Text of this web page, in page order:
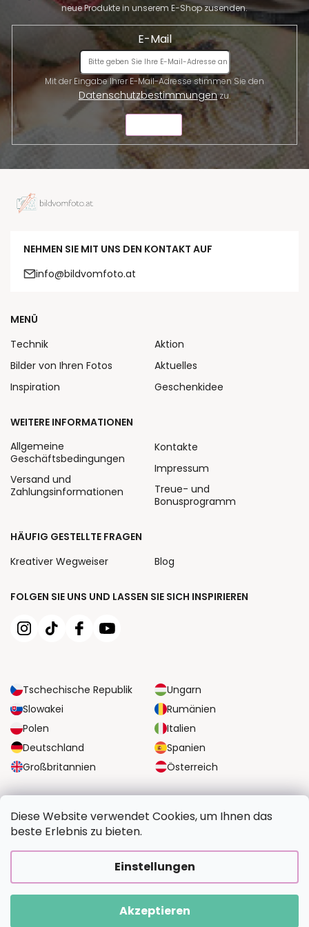
Diese Website verwendet Cookies, um Ihnen das
beste Erlebnis zu bieten.
Einstellungen
Akzeptieren
neue Produkte in unserem E-Shop zusenden.
E-Mail
Datenschutzbestimmungenzu.
NEHMEN SIE MIT UNS DEN KONTAKT AUF
info@bildvomfoto.at
FOLGEN SIE UNS UND LASSEN SIE SICH INSPIRIEREN
Tschechische Republik
Ungarn
Slowakei
Rumänien
Polen
Italien
Deutschland
Spanien
Großbritannien
Österreich
MENÜ
Technik
Bilder von Ihren Fotos
Inspiration
Aktion
Aktuelles
Geschenkidee
WEITERE INFORMATIONEN
Allgemeine
Geschäftsbedingungen
Versand und
Zahlungsinformationen
Kontakte
Impressum
Treue- und
Bonusprogramm
HÄUFIG GESTELLTE FRAGEN
Kreativer Wegweiser
Blog
SICHERE ZAHLUNGSOPTIONEN
BildvomFoto.at. Alle Rechte vorbehalten.